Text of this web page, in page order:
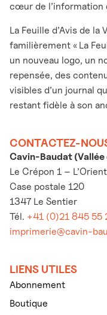
cœur de l’information
La Feuille d’Avis de
familièrement « La
un nouveau logo, un
repensée, des
visibles d’un journal
restant fidèle à son
CONTACTEZ-
Cavin-Baudat (Vallée
Le Crépon 1 – L’Orient
Case postale 120
1347 Le Sentier
Tél. +41 (0)21 845 55
imprimerie@cavin-
LIENS UTILES
Abonnement
Boutique